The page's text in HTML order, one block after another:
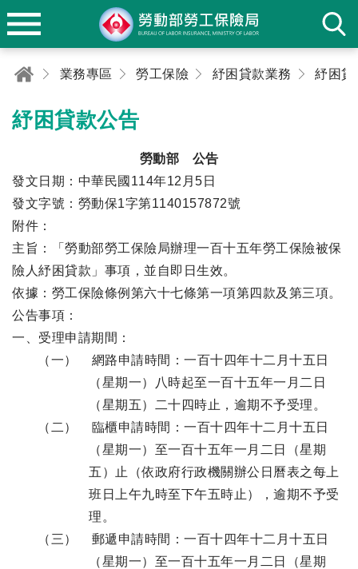
業務專區 勞工保險 紓困貸款業務 紓困貸
紓困貸款公告
勞動部 公告
發文日期：中華民國114年12月5日
發文字號：勞動保1字第1140157872號
附件：
主旨：「勞動部勞工保險局辦理一百十五年勞工保險被保
險人紓困貸款」事項，並自即日生效。
依據：勞工保險條例第六十七條第一項第四款及第三項。
公告事項：
一、受理申請期間：
（一） 網路申請時間：一百十四年十二月十五日
（星期一）八時起至一百十五年一月二日
（星期五）二十四時止，逾期不予受理。
（二） 臨櫃申請時間：一百十四年十二月十五日
（星期一）至一百十五年一月二日（星期
五）止（依政府行政機關辦公日曆表之每上
班日上午九時至下午五時止），逾期不予受
理。
（三） 郵遞申請時間：一百十四年十二月十五日
（星期一）至一百十五年一月二日（星期